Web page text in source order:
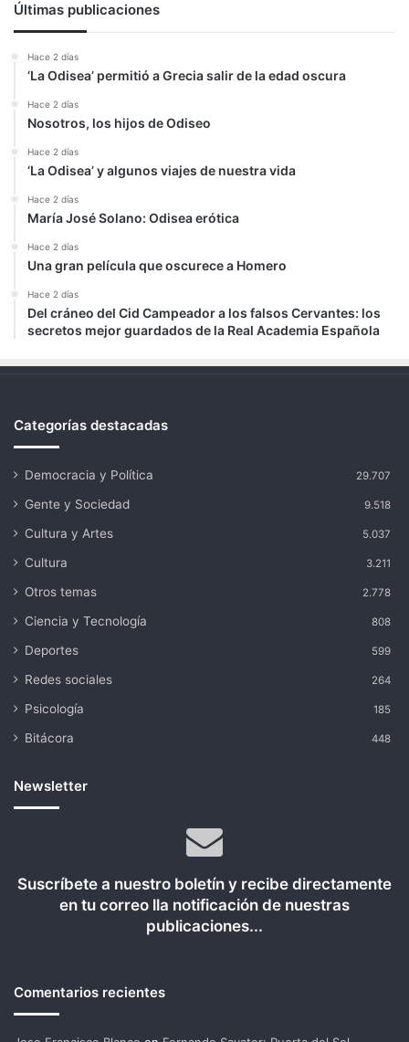
Últimas publicaciones
Hace 2 días
‘La Odisea’ permitió a Grecia salir de la edad oscura
Hace 2 días
Nosotros, los hijos de Odiseo
Hace 2 días
‘La Odisea’ y algunos viajes de nuestra vida
Hace 2 días
María José Solano: Odisea erótica
Hace 2 días
Una gran película que oscurece a Homero
Hace 2 días
Del cráneo del Cid Campeador a los falsos Cervantes: los
secretos mejor guardados de la Real Academia Española
Categorías destacadas
Democracia y Política 29.707
Gente y Sociedad 9.518
Cultura y Artes 5.037
Cultura 3.211
Otros temas 2.778
Ciencia y Tecnología 808
Deportes 599
Redes sociales 264
Psicología 185
Bitácora 448
Newsletter
Suscríbete a nuestro boletín y recibe directamente
en tu correo lla notificación de nuestras
publicaciones...
Comentarios recientes